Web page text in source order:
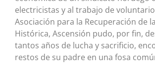
electricistas y al trabajo de
Asociación para la Recuperación de
Histórica, Ascensión pudo, por fin,
tantos años de lucha y sacrificio,
restos de su padre en una fosa